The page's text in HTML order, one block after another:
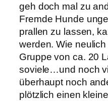
geh doch mal zu
Fremde Hunde
prallen zu lassen,
werden. Wie
Gruppe von ca. 20
soviele…und noch
überhaupt noch
plötzlich einen